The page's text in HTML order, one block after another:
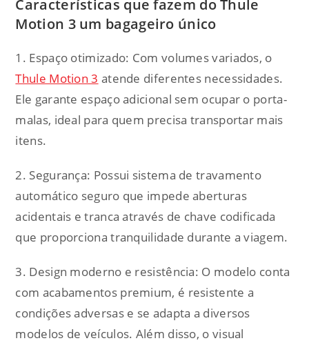
Características que fazem do Thule
Motion 3 um bagageiro único
1. Espaço otimizado: Com volumes variados, o
Thule Motion 3 atende diferentes necessidades.
Ele garante espaço adicional sem ocupar o porta-
malas, ideal para quem precisa transportar mais
itens.
2. Segurança: Possui sistema de travamento
automático seguro que impede aberturas
acidentais e tranca através de chave codificada
que proporciona tranquilidade durante a viagem.
3. Design moderno e resistência: O modelo conta
com acabamentos premium, é resistente a
condições adversas e se adapta a diversos
modelos de veículos. Além disso, o visual